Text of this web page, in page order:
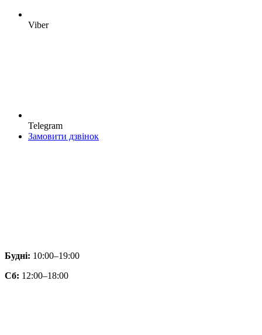
Viber
Telegram
Замовити дзвінок
Будні: 10:00–19:00
Сб: 12:00–18:00